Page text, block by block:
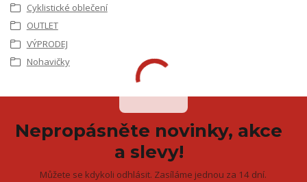
Cyklistické oblečení
OUTLET
VÝPRODEJ
Nohavičky
Nepropásněte novinky, akce
a slevy!
Můžete se kdykoli odhlásit. Zasíláme jednou za 14 dní.